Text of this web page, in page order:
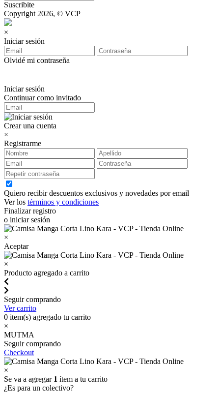
Suscribite
Copyright 2026, © VCP
×
Iniciar sesión
Olvidé mi contraseña
Iniciar sesión
Continuar como invitado
Crear una cuenta
×
Registrarme
Quiero recibir descuentos exclusivos y novedades por email
Ver los términos y condiciones
Finalizar registro
o iniciar sesión
×
Aceptar
×
Producto agregado a carrito
Seguir comprando
Ver carrito
0 item(s) agregado tu carrito
×
MUTMA
Seguir comprando
Checkout
×
Se va a agregar 1 ítem a tu carrito
¿Es para un colectivo?